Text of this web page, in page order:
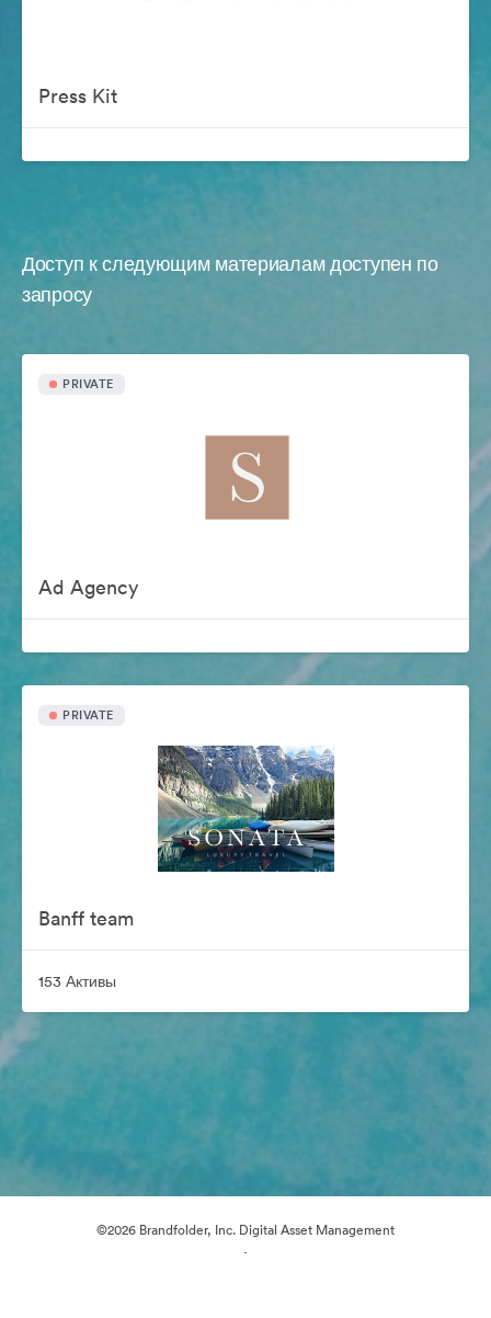
Press Kit
Доступ к следующим материалам доступен по
запросу
PRIVATE
Ad Agency
PRIVATE
Banff team
153 Активы
©2026 Brandfolder, Inc. Digital Asset Management
·